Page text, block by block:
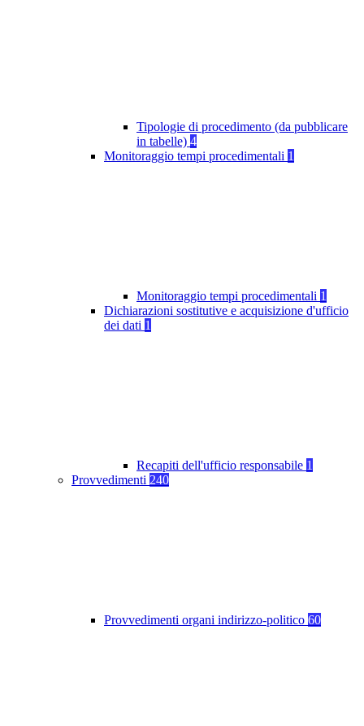
Tipologie di procedimento (da pubblicare
in tabelle) 4
Monitoraggio tempi procedimentali 1
Monitoraggio tempi procedimentali 1
Dichiarazioni sostitutive e acquisizione d'ufficio
dei dati 1
Recapiti dell'ufficio responsabile 1
Provvedimenti 240
Provvedimenti organi indirizzo-politico 60